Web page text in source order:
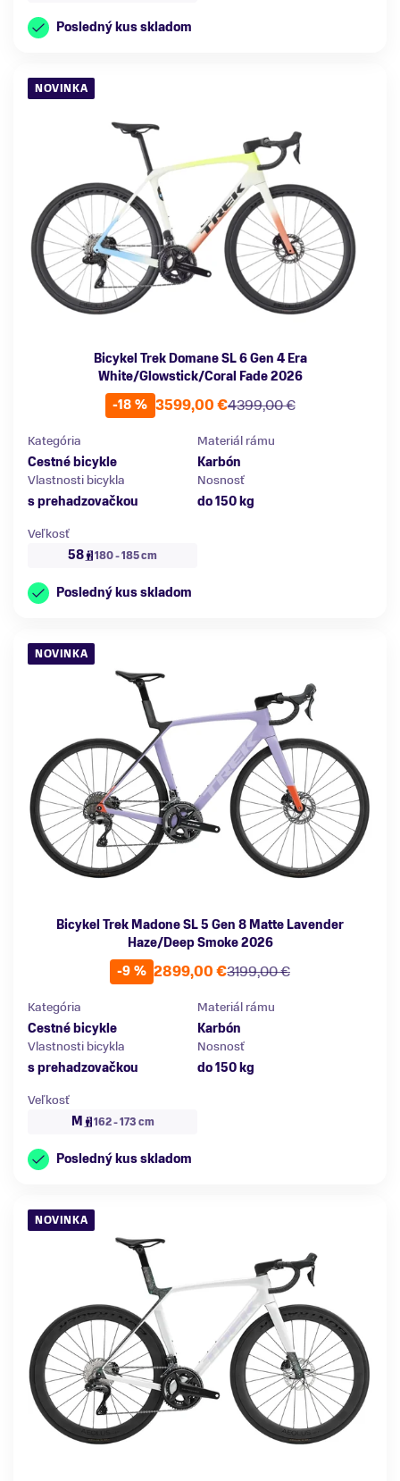
Posledný kus skladom
NOVINKA
Bicykel Trek Domane SL 6 Gen 4 Era
White/Glowstick/Coral Fade 2026
-18 %
4399,00 €
3599,00 €
Kategória
Cestné bicykle
Materiál rámu
Karbón
Vlastnosti bicykla
s prehadzovačkou
Nosnosť
do 150 kg
Veľkosť
58
180 - 185 cm
Posledný kus skladom
NOVINKA
Bicykel Trek Madone SL 5 Gen 8 Matte Lavender
Haze/Deep Smoke 2026
-9 %
3199,00 €
2899,00 €
Kategória
Cestné bicykle
Materiál rámu
Karbón
Vlastnosti bicykla
s prehadzovačkou
Nosnosť
do 150 kg
Veľkosť
M
162 - 173 cm
Posledný kus skladom
NOVINKA